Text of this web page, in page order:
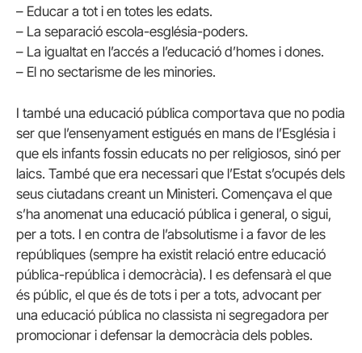
– Educar a tot i en totes les edats.
– La separació escola-església-poders.
– La igualtat en l’accés a l’educació d’homes i dones.
– El no sectarisme de les minories.
I també una educació pública comportava que no podia
ser que l’ensenyament estigués en mans de l’Església i
que els infants fossin educats no per religiosos, sinó per
laics. També que era necessari que l’Estat s’ocupés dels
seus ciutadans creant un Ministeri. Començava el que
s’ha anomenat una educació pública i general, o sigui,
per a tots. I en contra de l’absolutisme i a favor de les
repúbliques (sempre ha existit relació entre educació
pública-república i democràcia). I es defensarà el que
és públic, el que és de tots i per a tots, advocant per
una educació pública no classista ni segregadora per
promocionar i defensar la democràcia dels pobles.